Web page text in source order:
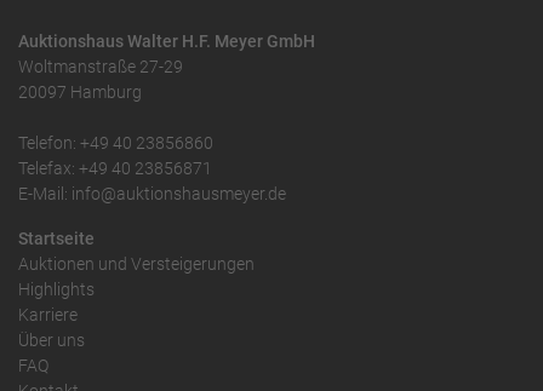
Auktionshaus Walter H.F. Meyer GmbH
Woltmanstraße 27-29
20097 Hamburg
Telefon: +49 40 23856860
Telefax: +49 40 23856871
E-Mail: info@auktionshausmeyer.de
Startseite
Auktionen und Versteigerungen
Highlights
Karriere
Über uns
FAQ